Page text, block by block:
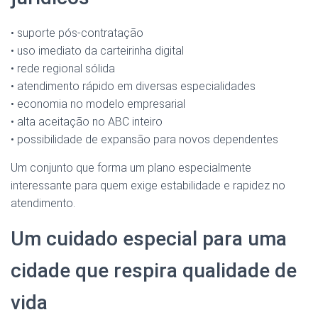
• suporte pós-contratação
• uso imediato da carteirinha digital
• rede regional sólida
• atendimento rápido em diversas especialidades
• economia no modelo empresarial
• alta aceitação no ABC inteiro
• possibilidade de expansão para novos dependentes
Um conjunto que forma um plano especialmente
interessante para quem exige estabilidade e rapidez no
atendimento.
Um cuidado especial para uma
cidade que respira qualidade de
vida